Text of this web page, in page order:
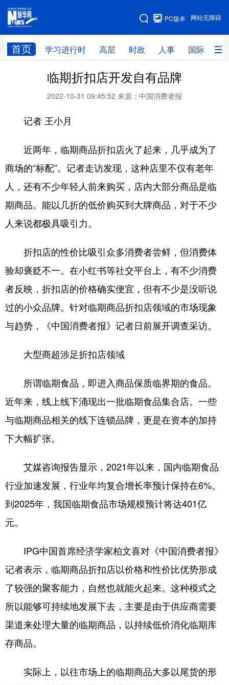
网站无障碍
PC版本
首页 学习进行时 高层 时政 人事 国际 财
网站地图
高层 时政
财经 网评
台湾
文化 书画 健康 军事
访谈 视频 图片 政务
法律 中央文件 金融 汽车
食品 人居
学术中国 乡村振兴 银龄 溯源中国
城市 旅游 能源 会展
彩票 娱乐 时尚 悦读
公益 一带一路 亚太网 上市公司
北京 河北
辽宁 吉林 上海 江苏
浙江
广东 广西 海南 重庆
四川 贵州 云南 西藏
新疆 内蒙古 黑龙江
多语种频道
English Español Français عربى
Русский язык 日本語 한국어
Deutsch
临期折扣店开发自有品牌
2022-10-31 09:45:52 来源：中国消费者报
记者 王小月
近两年，临期商品折扣店火了起来，几乎成为了
商场的“标配”。记者走访发现，这种店里不仅有老年
人，还有不少年轻人前来购买，店内大部分商品是临
期商品。能以几折的低价购买到大牌商品，对于不少
人来说都极具吸引力。
折扣店的性价比吸引众多消费者尝鲜，但消费体
验却褒贬不一。在小红书等社交平台上，有不少消费
者反映，折扣店的价格确实便宜，但有不少是没听说
过的小众品牌。针对临期商品折扣店领域的市场现象
与趋势，《中国消费者报》记者日前展开调查采访。
大型商超涉足折扣店领域
所谓临期食品，即进入商品保质临界期的食品。
近年来，线上线下涌现出一批临期食品集合店。一些
与临期商品相关的线下连锁品牌，更是在资本的加持
下大幅扩张。
艾媒咨询报告显示，2021年以来，国内临期食品
行业加速发展，行业年均复合增长率预计保持在6%。
到2025年，我国临期食品市场规模预计将达401亿
元。
IPG中国首席经济学家柏文喜对《中国消费者报》
记者表示，临期商品折扣店以价格和性价比优势形成
了较强的聚客能力，自然也就能火起来。这种模式之
所以能够可持续地发展下去，主要是由于供应商需要
渠道来处理大量的临期商品，以持续低价消化临期库
存商品。
实际上，以往市场上的临期商品大多以尾货的形